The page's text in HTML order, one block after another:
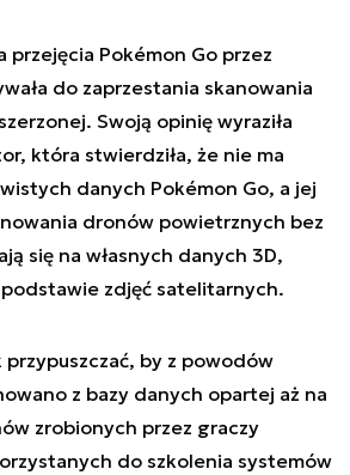
przejęcia Pokémon Go przez
do zaprzestania skanowania
Swoją opinię wyraziła
która stwierdziła, że nie ma
danych Pokémon Go, a jej
dronów powietrznych bez
się na własnych danych 3D,
zdjęć satelitarnych.
by z powodów
z bazy danych opartej aż na
zrobionych przez graczy
do szkolenia systemów